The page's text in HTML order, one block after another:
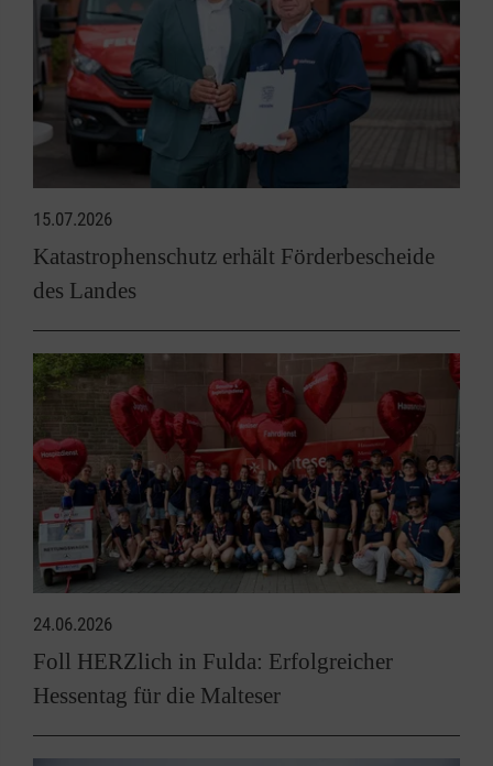
15.07.2026
Katastrophenschutz erhält Förderbescheide
des Landes
24.06.2026
Foll HERZlich in Fulda: Erfolgreicher
Hessentag für die Malteser